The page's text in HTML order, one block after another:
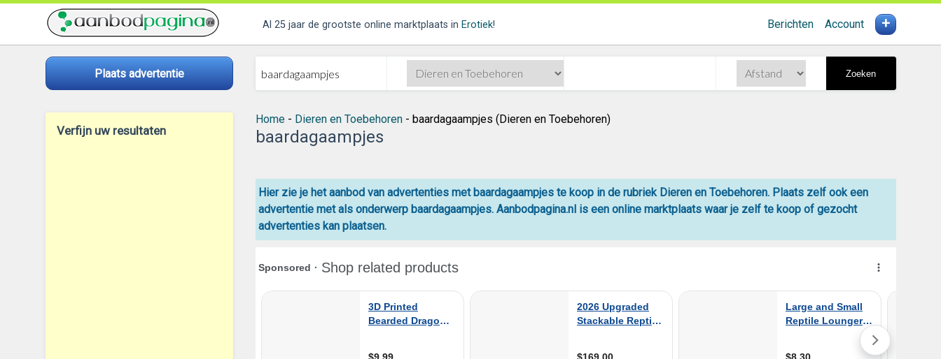
Al 25 jaar de grootste online marktplaats in Erotiek! Berichten Account +
Plaats advertentie Zoeken
Verfijn uw resultaten
Home- Dieren en Toebehoren- baardagaampjes (Dieren en Toebehoren)
baardagaampjes
Hier zie je het aanbod van advertenties met baardagaampjes te koop in de rubriek Dieren en Toebehoren. Plaats zelf ook een
advertentie met als onderwerp baardagaampjes. Aanbodpagina.nl is een online marktplaatswaar je zelf te koopof gezocht
advertenties kan plaatsen.